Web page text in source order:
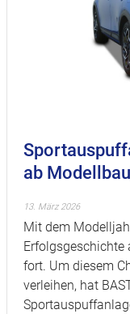
ab
13. März 2026
Mit dem
Erfolgsgeschichte
fort. Um diesem
verleihen, hat